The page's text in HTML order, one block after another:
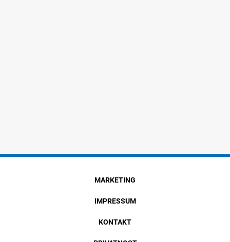
MARKETING
IMPRESSUM
KONTAKT